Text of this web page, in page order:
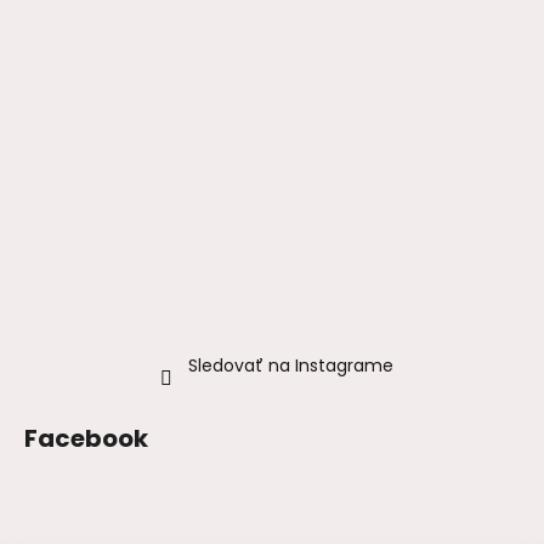
Sledovať na Instagrame
Facebook